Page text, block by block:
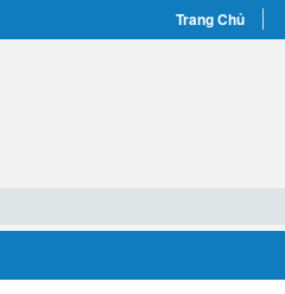
Trang Chủ